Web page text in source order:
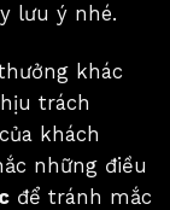
lưu ý nhé.
khác
trách
khách
những điều
để tránh mắc